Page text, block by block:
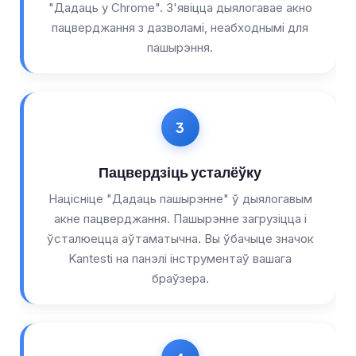
"Дадаць у Chrome". З'явіцца дыялогавае акно
пацверджання з дазволамі, неабходнымі для
пашырэння.
Пацвердзіць усталёўку
Націсніце "Дадаць пашырэнне" ў дыялогавым
акне пацверджання. Пашырэнне загрузіцца і
ўсталюецца аўтаматычна. Вы ўбачыце значок
Kantesti на панэлі інструментаў вашага
браўзера.
मराठी
தமிழ்
ગુજરાતી